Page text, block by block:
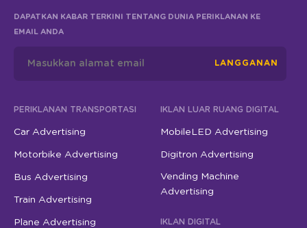
DAPATKAN KABAR TERKINI TENTANG DUNIA PERIKLANAN KE
EMAIL ANDA
LANGGANAN
PERIKLANAN TRANSPORTASI
Car Advertising
Motorbike Advertising
Bus Advertising
Train Advertising
Plane Advertising
IKLAN LUAR RUANG DIGITAL
MobileLED Advertising
Digitron Advertising
Vending Machine
Advertising
IKLAN DIGITAL